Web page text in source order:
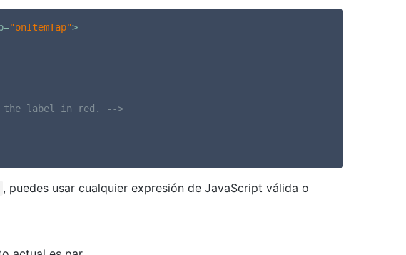
="onItemTap">
the label in red. -->
, puedes usar cualquier expresión de JavaScript válida o